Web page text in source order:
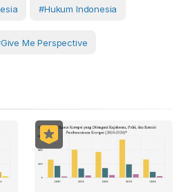
#hukum Indonesia
Me Perspective